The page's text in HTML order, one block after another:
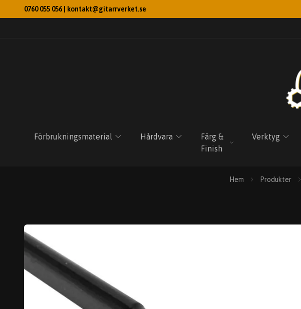
0760 055 056 | kontakt@gitarrverket.se
Förbrukningsmaterial Hårdvara
Färg &
Finish
Verktyg
Hem Produkter